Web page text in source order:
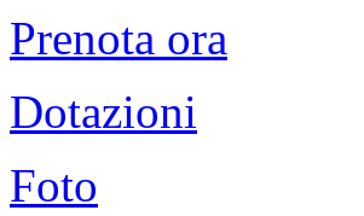
Prenota ora
Dotazioni
Foto